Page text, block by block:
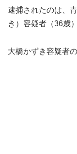
逮捕されたのは、
き）容疑者（36歳
大橋かずき容疑者